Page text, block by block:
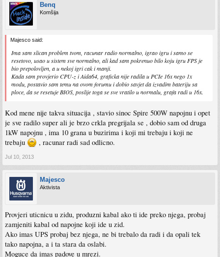
Benq
Komšija
Majesco said:
Ima sam slican problem tvom, racunar radio normalno, igrao igru i samo se
resetovo, usao u sistem sve normalno, ali kad sam pokrenuo bilo koju igru FPS je
bio prepolovljen, a u nekoj igri cak i manji.
Kada sam provjerio CPU-z i Aida64, graficka nije radila u PCIe 16x nego 1x
modu, postavio sam temu na ovom forumu i dobio savjet da izvadim bateriju sa
ploce, da se resetuje BIOS, poslije toga se sve vratilo u normalu, grafa radi u 16x.
Kod mene nije takva situacija , stavio sinoc Spire 500W napojnu i opet
je sve radilo super ali je brzo crkla pregrijala se , dobio sam od druga
1kW napojnu , ima 10 grana u buzirima i koji mi trebaju i koji ne
trebaju
, racunar radi sad odlicno.
Jul 10, 2013
Majesco
Aktivista
Provjeri uticnicu u zidu, produzni kabal ako ti ide preko njega, probaj
zamjeniti kabal od napojne koji ide u zid.
Ako imas UPS probaj bez njega, ne bi trebalo da radi i da opali tek
tako napojna, a i ta stara da oslabi.
Moguce da imas padove u mrezi.